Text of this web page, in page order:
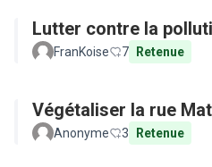
Lutter contre la
FranKoise 7 Retenue
Végétaliser la rue
Anonyme 3 Retenue